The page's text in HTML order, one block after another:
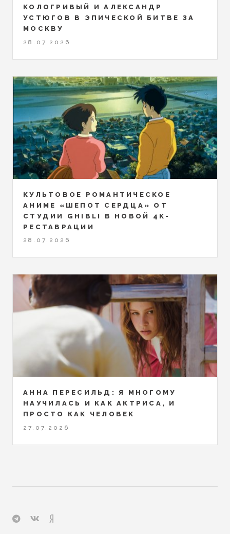
КОЛОГРИВЫЙ И АЛЕКСАНДР
УСТЮГОВ В ЭПИЧЕСКОЙ БИТВЕ ЗА
МОСКВУ
28.07.2026
КУЛЬТОВОЕ РОМАНТИЧЕСКОЕ
АНИМЕ «ШЕПОТ СЕРДЦА» ОТ
СТУДИИ GHIBLI В НОВОЙ 4K-
РЕСТАВРАЦИИ
28.07.2026
АННА ПЕРЕСИЛЬД: Я МНОГОМУ
НАУЧИЛАСЬ И КАК АКТРИСА, И
ПРОСТО КАК ЧЕЛОВЕК
27.07.2026